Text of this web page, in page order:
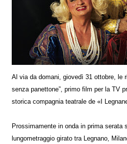
Al via da domani, giovedì 31 ottobre, le
senza panettone”, primo film per la TV
storica compagnia teatrale de «I
Prossimamente in onda in prima serata
lungometraggio girato tra Legnano,